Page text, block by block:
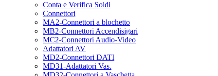
Conta e Verifica Soldi
Connettori
MA2-Connettori a blochetto
MB2-Connettori Accendisigari
MC2-Connettori Audio-Video
Adattatori AV
MD2-Connettori DATI
MD31-Adattatori Vas.